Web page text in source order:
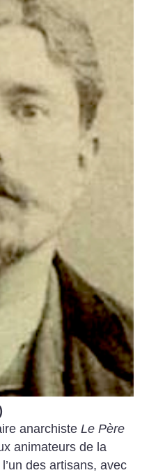
anarchisteLe Père
animateurs de la
des artisans, avec